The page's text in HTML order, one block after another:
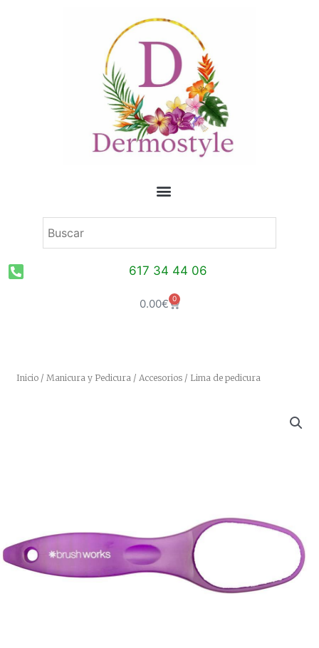
617 34 44 06
0.00€ 0 Carrito
Inicio / Manicura y Pedicura / Accesorios / Lima de pedicura